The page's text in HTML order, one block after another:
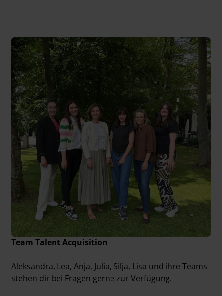
Team Talent Acquisition
Aleksandra, Lea, Anja, Julia, Silja, Lisa und ihre Teams
stehen dir bei Fragen gerne zur Verfügung.